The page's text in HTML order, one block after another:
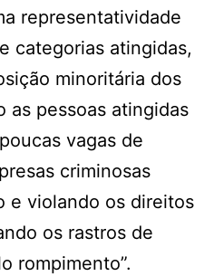
representatividade
categorias atingidas,
minoritária dos
as pessoas atingidas
vagas de
criminosas
e violando os direitos
os rastros de
rompimento”.